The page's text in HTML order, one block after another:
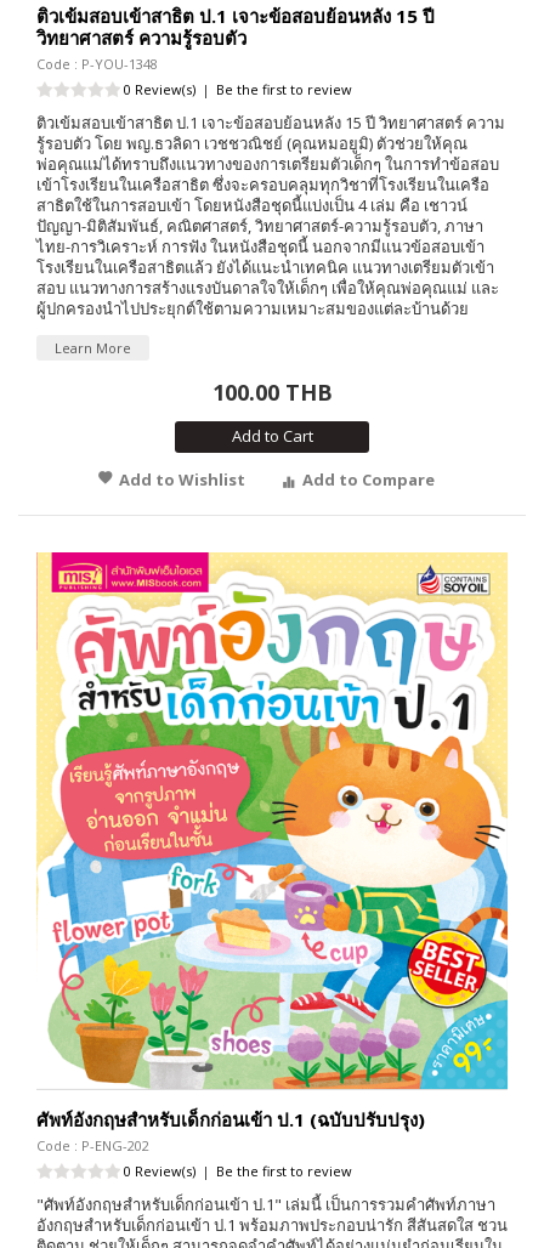
ติวเข้มสอบเข้าสาธิต ป.1 เจาะข้อสอบย้อนหลัง 15 ปี
วิทยาศาสตร์ ความรู้รอบตัว
Code : P-YOU-1348
0 Review(s) | Be the first to review
ติวเข้มสอบเข้าสาธิต ป.1 เจาะข้อสอบย้อนหลัง 15 ปี วิทยาศาสตร์ ความ
รู้รอบตัว โดย พญ.ธวลิดา เวชชวณิชย์ (คุณหมอยูมิ) ตัวช่วยให้คุณ
พ่อคุณแม่ได้ทราบถึงแนวทางของการเตรียมตัวเด็กๆ ในการทำข้อสอบ
เข้าโรงเรียนในเครือสาธิต ซึ่งจะครอบคลุมทุกวิชาที่โรงเรียนในเครือ
สาธิตใช้ในการสอบเข้า โดยหนังสือชุดนี้แบ่งเป็น 4 เล่ม คือ เชาวน์
ปัญญา-มิติสัมพันธ์, คณิตศาสตร์, วิทยาศาสตร์-ความรู้รอบตัว, ภาษา
ไทย-การวิเคราะห์ การฟัง ในหนังสือชุดนี้ นอกจากมีแนวข้อสอบเข้า
โรงเรียนในเครือสาธิตแล้ว ยังได้แนะนำเทคนิค แนวทางเตรียมตัวเข้า
สอบ แนวทางการสร้างแรงบันดาลใจให้เด็กๆ เพื่อให้คุณพ่อคุณแม่ และ
ผู้ปกครองนำไปประยุกต์ใช้ตามความเหมาะสมของแต่ละบ้านด้วย
Learn More
100.00 THB
Add to Cart
Add to Wishlist
Add to Compare
ศัพท์อังกฤษสำหรับเด็กก่อนเข้า ป.1 (ฉบับปรับปรุง)
Code : P-ENG-202
0 Review(s) | Be the first to review
"ศัพท์อังกฤษสำหรับเด็กก่อนเข้า ป.1" เล่มนี้ เป็นการรวมคำศัพท์ภาษา
อังกฤษสำหรับเด็กก่อนเข้า ป.1 พร้อมภาพประกอบน่ารัก สีสันสดใส ชวน